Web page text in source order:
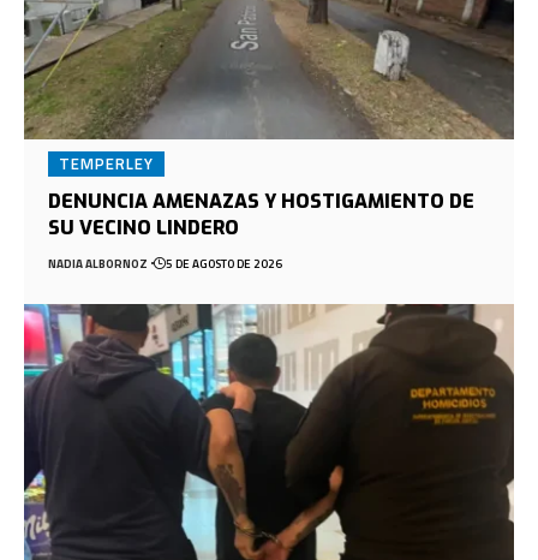
TEMPERLEY
DENUNCIA AMENAZAS Y HOSTIGAMIENTO DE
SU VECINO LINDERO
NADIA ALBORNOZ 5 DE AGOSTO DE 2026